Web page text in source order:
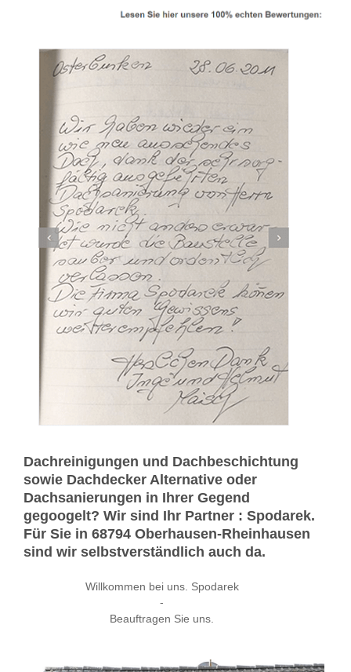
Dachreinigungen und Dachbeschichtung
sowie Dachdecker Alternative oder
Dachsanierungen in Ihrer Gegend
gegoogelt? Wir sind Ihr Partner : Spodarek.
Für Sie in 68794 Oberhausen-Rheinhausen
sind wir selbstverständlich auch da.
Willkommen bei uns. Spodarek
-
Beauftragen Sie uns.